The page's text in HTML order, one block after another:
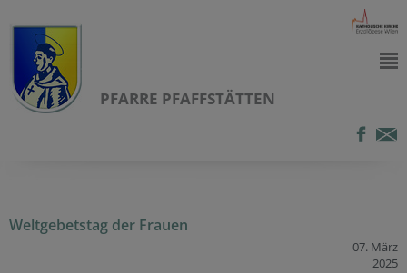
PFARRE PFAFFSTÄTTEN
Weltgebetstag der Frauen
07. März
2025